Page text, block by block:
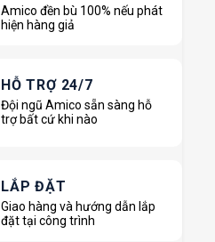
Amico đền bù 100% nếu phát
hiện hàng giả
HỖ TRỢ 24/7
Đội ngũ Amico sẵn sàng hỗ
trợ bất cứ khi nào
LẮP ĐẶT
Giao hàng và hướng dẫn lắp
đặt tại công trình